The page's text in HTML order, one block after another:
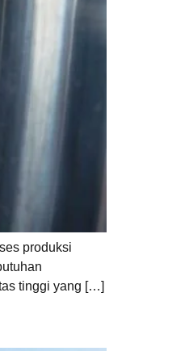
produksi
tinggi yang […]